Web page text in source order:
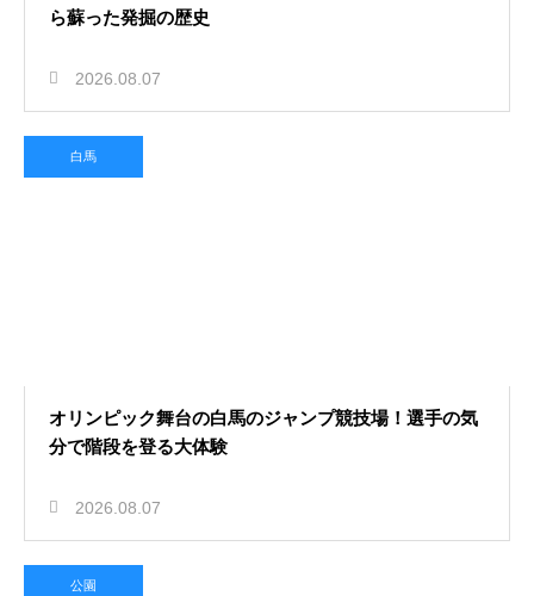
ら蘇った発掘の歴史
2026.08.07
白馬
オリンピック舞台の白馬のジャンプ競技場！選手の気
分で階段を登る大体験
2026.08.07
公園